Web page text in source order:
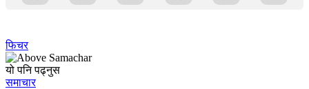
फिचर
यो पनि पढ्नुस
समाचार